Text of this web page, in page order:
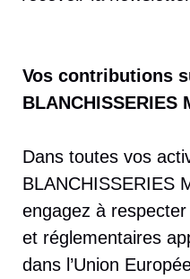
Vos contributions
BLANCHISSERIES
Dans toutes vos
BLANCHISSERIES
engagez à
et réglementaires
dans l’Union